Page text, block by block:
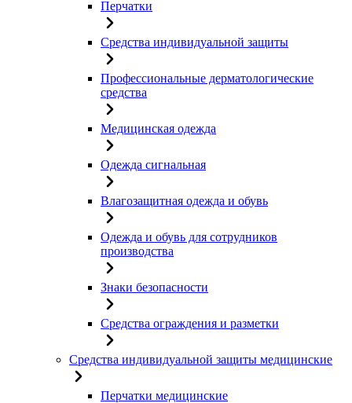
Перчатки
Средства индивидуальной защиты
Профессиональные дерматологические
средства
Медицинская одежда
Одежда сигнальная
Влагозащитная одежда и обувь
Одежда и обувь для сотрудников
производства
Знаки безопасности
Средства ограждения и разметки
Средства индивидуальной защиты медицинские
Перчатки медицинские